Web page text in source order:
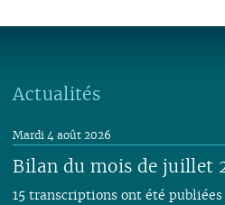
Actualités
Bilan du mois de juillet
Mardi 4 août 2026
15 transcriptions ont été